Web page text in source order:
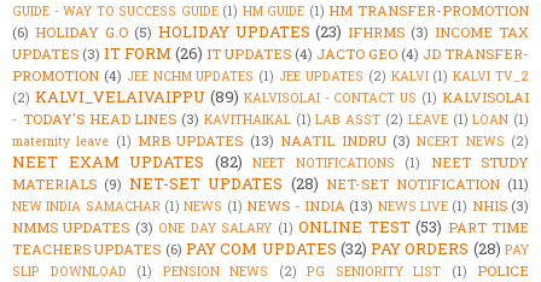
GUIDE - WAY TO SUCCESS GUIDE (1) HM GUIDE (1) HM TRANSFER-PROMOTION
(6) HOLIDAY G.O (5) HOLIDAY UPDATES (23) IFHRMS (3) INCOME TAX
UPDATES (3) IT FORM (26) IT UPDATES (4) JACTO GEO (4) JD TRANSFER-
PROMOTION (4) JEE NCHM UPDATES (1) JEE UPDATES (2) KALVI (1) KALVI TV_2
(2) KALVI_VELAIVAIPPU (89) KALVISOLAI - CONTACT US (1) KALVISOLAI
- TODAY'S HEAD LINES (3) KAVITHAIKAL (1) LAB ASST (2) LEAVE (1) LOAN (1)
maternity leave (1) MRB UPDATES (13) NAATIL INDRU (3) NCERT NEWS (2)
NEET EXAM UPDATES (82) NEET NOTIFICATIONS (1)
NEET STUDY
MATERIALS (9) NET-SET UPDATES (28) NET-SET NOTIFICATION (11)
NEW INDIA SAMACHAR (1) NEWS (1) NEWS - INDIA (13) NEWS LIVE (1) NHIS (3)
NMMS UPDATES (3) ONE DAY SALARY (1) ONLINE TEST (53) PART TIME
TEACHERS UPDATES (6) PAY COM UPDATES (32) PAY ORDERS (28) PAY
SLIP DOWNLOAD
(1) PENSION NEWS (2) PG SENIORITY LIST (1)
POLICE